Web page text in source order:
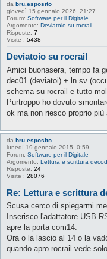
da bru.esposito
giovedì 15 gennaio 2026, 21:27
Forum: Software per il Digitale
Argomento: Deviatoio su rocrail
Risposte: 7
Visite : 5438
Deviatoio su rocrail
Amici buonasera, tempo fa
dec01 (deviatoi) + ln sv
schema su rocrail e tutto
Purtroppo ho dovuto
ok ma non riesco proprio più
da bru.esposito
lunedì 19 gennaio 2015, 0:59
Forum: Software per il Digitale
Argomento: Lettura e scrittura
Risposte: 24
Visite : 28076
Re: Lettura e scrittura
Scusa cerco di spiegarmi
Inserisco l'adattatore USB
apre la porta com14.
Ora o la lascio al 14 o la
quando apro rocrail vede